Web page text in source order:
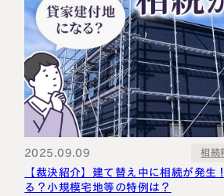
2025.09.09 相続
【裁決紹介】建て替え中に相続が発生
る？小規模宅地等の特例は？